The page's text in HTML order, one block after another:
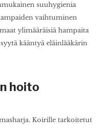
suuhygienia
vaihtuminen
ylimääräisiä hampaita
kääntyä eläinlääkärin
hoito
Koirille tarkoitetut